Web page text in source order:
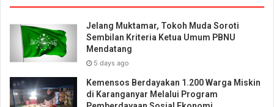
Jelang Muktamar, Tokoh Muda Soroti
Sembilan Kriteria Ketua Umum PBNU
Mendatang
5 days ago
Kemensos Berdayakan 1.200 Warga Miskin
di Karanganyar Melalui Program